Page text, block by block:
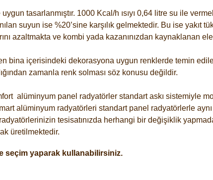
tasarlanmıştır. 1000 Kcal/h ısıyı 0,64 litre su ile
suyun ise %20’sine karşılık gelmektedir. Bu ise yakıt
azaltmakta ve kombi yada kazanınızdan kaynaklanan
bina içerisindeki dekorasyona uygun renklerde temin
zamanla renk solması söz konusu değildir.
alüminyum panel radyatörler standart askı sistemiyle
alüminyum radyatörleri standart panel radyatörlerle
tesisatınızda herhangi bir değişiklik
üretilmektedir.
seçim yaparak kullanabilirsiniz.